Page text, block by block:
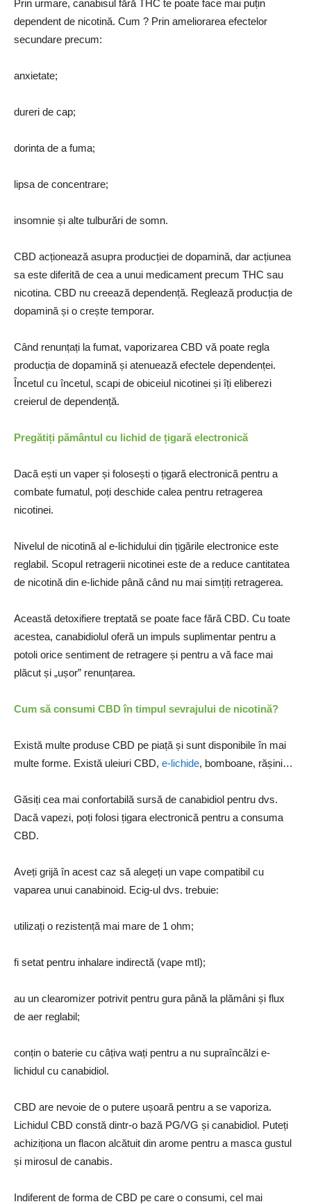
Prin urmare, canabisul fără THC te poate face mai puțin
dependent de nicotină. Cum ? Prin ameliorarea efectelor
secundare precum:
anxietate;
dureri de cap;
dorinta de a fuma;
lipsa de concentrare;
insomnie și alte tulburări de somn.
CBD acționează asupra producției de dopamină, dar acțiunea
sa este diferită de cea a unui medicament precum THC sau
nicotina. CBD nu creează dependență. Reglează producția de
dopamină și o crește temporar.
Când renunțați la fumat, vaporizarea CBD vă poate regla
producția de dopamină și atenuează efectele dependenței.
Încetul cu încetul, scapi de obiceiul nicotinei și îți eliberezi
creierul de dependență.
Pregătiți pământul cu lichid de țigară electronică
Dacă ești un vaper și folosești o țigară electronică pentru a
combate fumatul, poți deschide calea pentru retragerea
nicotinei.
Nivelul de nicotină al e-lichidului din țigările electronice este
reglabil. Scopul retragerii nicotinei este de a reduce cantitatea
de nicotină din e-lichide până când nu mai simțiți retragerea.
Această detoxifiere treptată se poate face fără CBD. Cu toate
acestea, canabidiolul oferă un impuls suplimentar pentru a
potoli orice sentiment de retragere și pentru a vă face mai
plăcut și „ușor” renunțarea.
Cum să consumi CBD în timpul sevrajului de nicotină?
Există multe produse CBD pe piață și sunt disponibile în mai
multe forme. Există uleiuri CBD, e-lichide, bomboane, rășini…
Găsiți cea mai confortabilă sursă de canabidiol pentru dvs.
Dacă vapezi, poți folosi țigara electronică pentru a consuma
CBD.
Aveți grijă în acest caz să alegeți un vape compatibil cu
vaparea unui canabinoid. Ecig-ul dvs. trebuie:
utilizați o rezistență mai mare de 1 ohm;
fi setat pentru inhalare indirectă (vape mtl);
au un clearomizer potrivit pentru gura până la plămâni și flux
de aer reglabil;
conțin o baterie cu câțiva wați pentru a nu supraîncălzi e-
lichidul cu canabidiol.
CBD are nevoie de o putere ușoară pentru a se vaporiza.
Lichidul CBD constă dintr-o bază PG/VG și canabidiol. Puteți
achiziționa un flacon alcătuit din arome pentru a masca gustul
și mirosul de canabis.
Indiferent de forma de CBD pe care o consumi, cel mai